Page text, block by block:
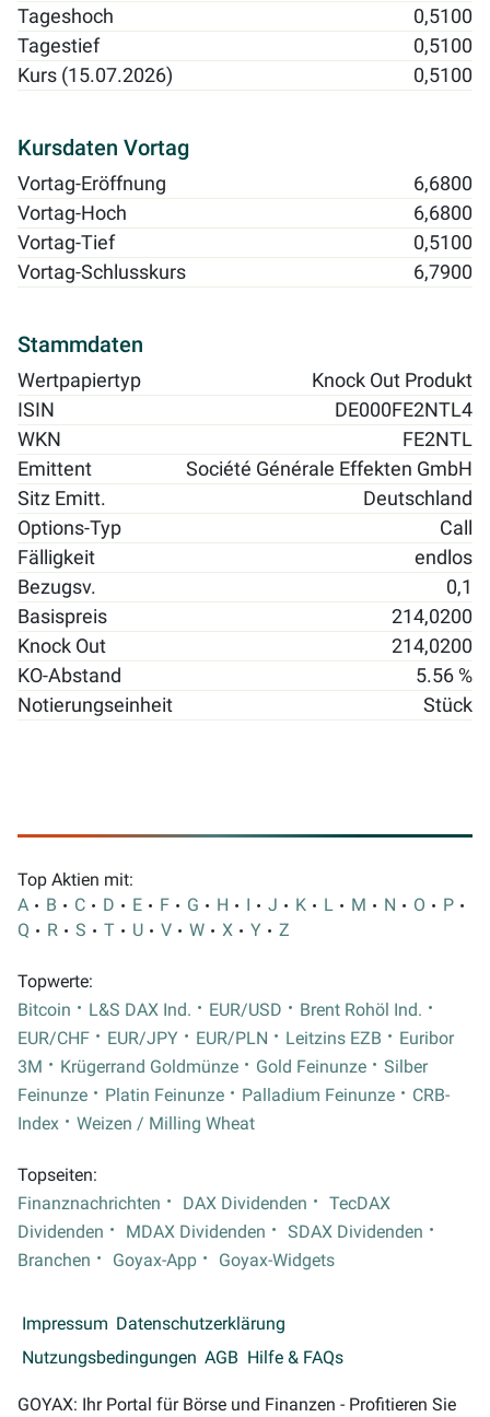
Tageshoch
0,5100
Tagestief
0,5100
Kurs (15.07.2026)
0,5100
Kursdaten Vortag
Vortag-Eröffnung
6,6800
Vortag-Hoch
6,6800
Vortag-Tief
0,5100
Vortag-Schlusskurs
6,7900
Stammdaten
Wertpapiertyp
Knock Out Produkt
ISIN
DE000FE2NTL4
WKN
FE2NTL
Emittent
Société Générale Effekten GmbH
Sitz Emitt.
Deutschland
Options-Typ
Call
Fälligkeit
endlos
Bezugsv.
0,1
Basispreis
214,0200
Knock Out
214,0200
KO-Abstand
5.56 %
Notierungseinheit
Stück
Top Aktien mit:
A
B C D E F G H I J K L M N O
P
Q
R S T U V W X Y Z
Topwerte:
Bitcoin
L&S DAX Ind. EUR/USD
Brent Rohöl Ind.
EUR/CHF
EUR/JPY EUR/PLN Leitzins EZB
Euribor
3M
Krügerrand Goldmünze Gold Feinunze
Silber
Feinunze
Platin Feinunze Palladium Feinunze
CRB-
Index
Weizen / Milling Wheat
Topseiten:
Finanznachrichten
DAX Dividenden
TecDAX
Dividenden
MDAX Dividenden
SDAX Dividenden
Branchen
Goyax-App Goyax-Widgets
Impressum Datenschutzerklärung
Nutzungsbedingungen AGB Hilfe & FAQs
GOYAX: Ihr Portal für Börse und Finanzen - Profitieren Sie